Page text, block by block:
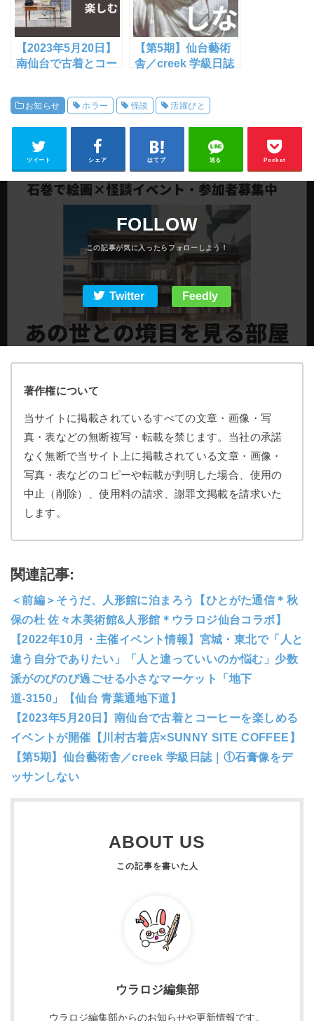
なマーケット「地下
道-3150」【仙台 青
葉通地下道】
【2023年5月20日】
南仙台で古着とコー
ントが開催【川村古
着店×SUNNY SITE
COFFEE】
【第5期】仙台藝術
舎／creek 学級日誌
ンしない
お知らせ ホラー 怪談 活躍びと
ツイート シェア はてブ 送る Pocket
FOLLOW
Twitter Feedly
著作権について
当サイトに掲載されているすべての文章・画像・写
真・表などの無断複写・転載を禁じます。当社の承諾
なく無断で当サイト上に掲載されている文章・画像・
写真・表などのコピーや転載が判明した場合、使用の
中止（削除）、使用料の請求、謝罪文掲載を請求いた
します。
関連記事:
＜前編＞そうだ、人形館に泊まろう【ひとがた通信＊秋
保の杜 佐々木美術館&人形館＊ウラロジ仙台コラボ】
【2022年10月・主催イベント情報】宮城・東北で「人と
違う自分でありたい」「人と違っていいのか悩む」少数
派がのびのび過ごせる小さなマーケット「地下
道-3150」【仙台 青葉通地下道】
【2023年5月20日】南仙台で古着とコーヒーを楽しめる
イベントが開催【川村古着店×SUNNY SITE COFFEE】
【第5期】仙台藝術舎／creek 学級日誌｜①石膏像をデ
ッサンしない
ABOUT US
ウラロジ編集部
ウラロジ編集部からのお知らせや更新情報です。